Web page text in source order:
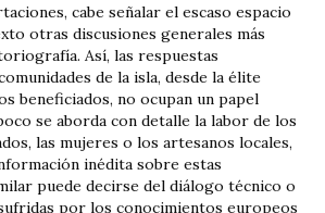
cabe señalar el escaso espacio
otras discusiones generales más
Así, las respuestas
de la isla, desde la élite
beneficiados, no ocupan un papel
se aborda con detalle la labor de los
las mujeres o los artesanos locales,
inédita sobre estas
puede decirse del diálogo técnico o
por los conocimientos europeos